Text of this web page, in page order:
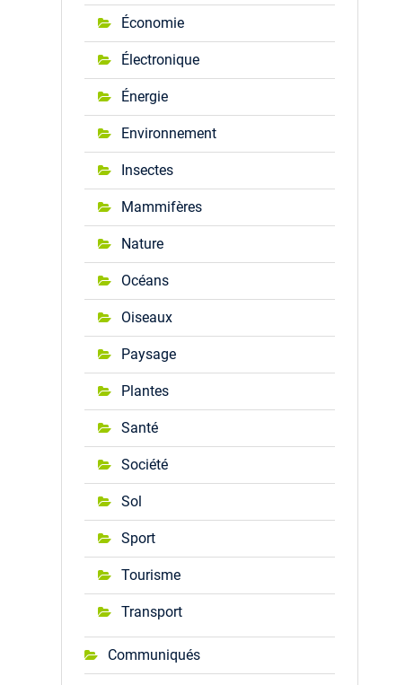
Économie
Électronique
Énergie
Environnement
Insectes
Mammifères
Nature
Océans
Oiseaux
Paysage
Plantes
Santé
Société
Sol
Sport
Tourisme
Transport
Communiqués